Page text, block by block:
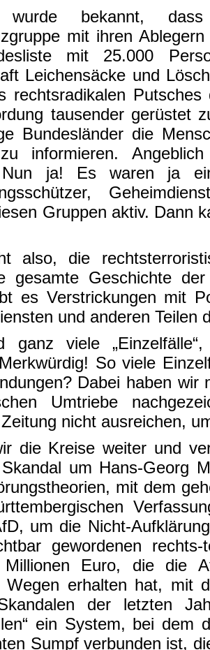
wurde bekannt,
mit ihren
mit 25.000
Leichensäcke und
rechtsradikalen
tausender gerüstet
Bundesländer die
informieren.
ja! Es waren ja
Gruppen aktiv. Dann
also, die
gesamte Geschichte
es Verstrickungen mit
und anderen Teilen
ganz viele
So viele
Dabei haben wir
Umtriebe
nicht ausreichen,
die Kreise weiter und
um Hans-Georg
mit dem
um die Nicht-
gewordenen rechts-
Euro, die die
Wegen erhalten hat, mit
der letzten
ein System, bei dem
Sumpf verbunden ist,